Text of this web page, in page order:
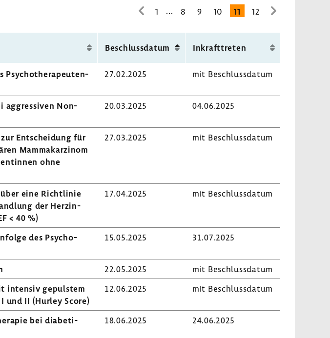
zur
Seite
1 ... 8 9 10 11 12
zur
Beschluss­datum Inkraft­treten
Psycho­the­ra­peu­ten­
27.02.2025 mit Beschluss­datum
aggres­siven Non-​
20.03.2025 04.06.2025
Entschei­dung für
Mamma­kar­zinom
ohne
27.03.2025 mit Beschluss­datum
eine Richt­linie
der Herz­in­
< 40 %)
17.04.2025 mit Beschluss­datum
des Psycho­
15.05.2025 31.07.2025
22.05.2025
mit Beschluss­datum
intensiv gepulstem
und II (Hurley Score)
12.06.2025 mit Beschluss­datum
bei diabe­ti­
18.06.2025 24.06.2025